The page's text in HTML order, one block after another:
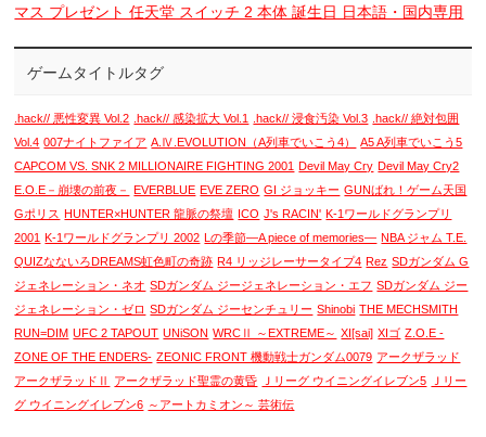
マス プレゼント 任天堂 スイッチ 2 本体 誕生日 日本語・国内専用
ゲームタイトルタグ
.hack// 悪性変異 Vol.2 .hack// 感染拡大 Vol.1 .hack// 浸食汚染 Vol.3 .hack// 絶対包囲
Vol.4 007ナイトファイア A.Ⅳ.EVOLUTION（A列車でいこう4）
A5 A列車でいこう5
CAPCOM VS. SNK 2 MILLIONAIRE FIGHTING 2001 Devil May Cry Devil May Cry2
E.O.E－崩壊の前夜－
EVERBLUE EVE ZERO GI ジョッキー GUNばれ！ゲーム天国
Gポリス HUNTER×HUNTER 龍脈の祭壇 ICO J's RACIN' K-1ワールドグランプリ
2001 K-1ワールドグランプリ 2002 Lの季節―A piece of memories― NBA ジャム T.E.
QUIZなないろDREAMS虹色町の奇跡 R4 リッジレーサータイプ4 Rez SDガンダム G
ジェネレーション・ネオ SDガンダム ジージェネレーション・エフ SDガンダム ジー
ジェネレーション・ゼロ SDガンダム ジーセンチュリー Shinobi THE MECHSMITH
RUN=DIM UFC 2 TAPOUT UNiSON WRCⅡ ～EXTREME～ XI[sai] XIゴ Z.O.E -
ZONE OF THE ENDERS- ZEONIC FRONT 機動戦士ガンダム0079 アークザラッド
アークザラッドⅡ
アークザラッド聖霊の黄昏 Ｊリーグ ウイニングイレブン5
Ｊリー
グ ウイニングイレブン6 ～アートカミオン～ 芸術伝